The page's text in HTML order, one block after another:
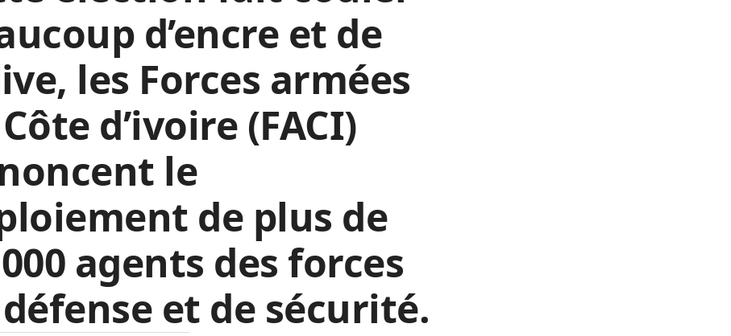
d’encre et de
les Forces armées
d’ivoire (FACI)
le
de plus de
agents des forces
et de sécurité.